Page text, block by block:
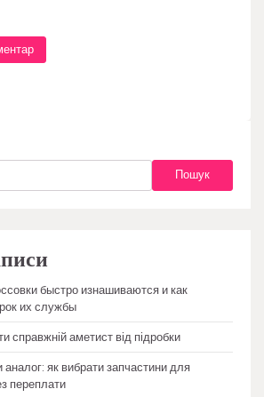
Пошук
быстро изнашиваются и как
их службы
справжній аметист від підробки
аналог: як вибрати запчастини для
переплати